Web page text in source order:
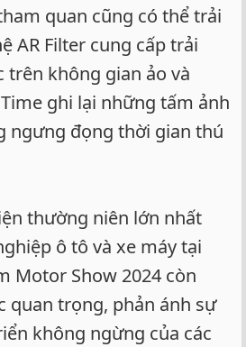
quan cũng có thể trải
AR Filter cung cấp trải
không gian ảo và
ghi lại những tấm ảnh
ngưng đọng thời gian thú
thường niên lớn nhất
ô tô và xe máy tại
Motor Show 2024 còn
quan trọng, phản ánh sự
không ngừng của các